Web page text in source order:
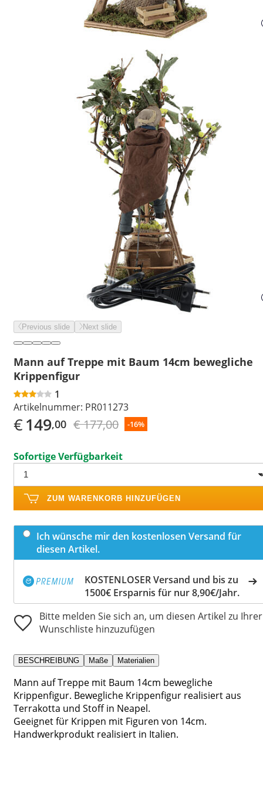
Previous slide Next slide
Mann auf Treppe mit Baum 14cm bewegliche
Krippenfigur
1
Artikelnummer: PR011273
€149,00 € 177,00 -16%
Sofortige Verfügbarkeit
ZUM WARENKORB HINZUFÜGEN
Ich wünsche mir den kostenlosen Versand für
diesen Artikel.
KOSTENLOSER Versand und bis zu
1500€ Ersparnis für nur 8,90€/Jahr.
Bitte melden Sie sich an, um diesen Artikel zu Ihrer
Wunschliste hinzuzufügen
BESCHREIBUNG Maße Materialien
Mann auf Treppe mit Baum 14cm bewegliche
Krippenfigur. Bewegliche Krippenfigur realisiert aus
Terrakotta und Stoff in Neapel.
Geeignet für Krippen mit Figuren von 14cm.
Handwerkprodukt realisiert in Italien.